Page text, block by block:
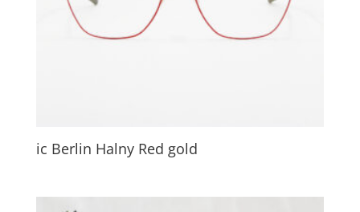
ic Berlin Halny Red gold